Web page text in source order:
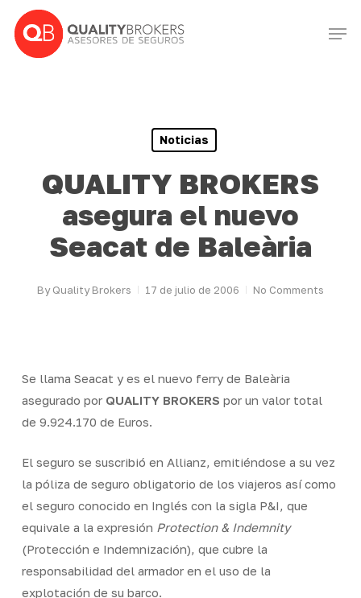
main
Noticias
QUALITY BROKERS
asegura el nuevo
Seacat de Baleària
By Quality Brokers 17 de julio de 2006 No Comments
Se llama Seacat y es el nuevo ferry de Baleària
asegurado porQUALITY BROKERS por un valor total
de 9.924.170 de Euros.
El seguro se suscribió en Allianz, emitiéndose a su vez
la póliza de seguro obligatorio de los viajeros así como
el seguro conocido en Inglés con la sigla P&I, que
equivale a la expresión Protection& Indemnity
(Protección e Indemnización), que cubre la
responsabilidad del armador en el uso de la
explotación de su barco.